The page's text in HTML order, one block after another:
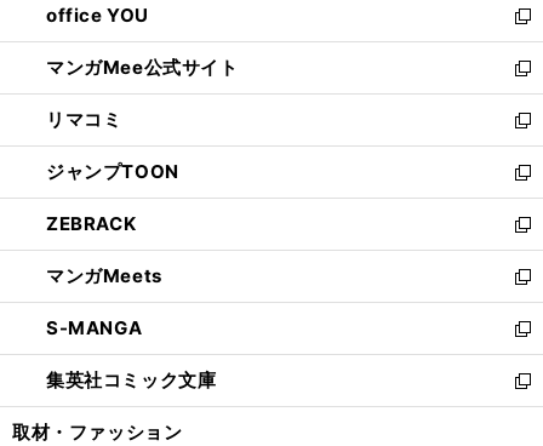
く
で
開
く
ィ
ン
ド
ウ
で
開
く
い
ウ
ィ
ン
ド
ウ
で
開
く
office YOU
新
し
い
ウ
ィ
ン
ド
ウ
で
開
く
マンガMee公式サイト
新
し
い
ウ
ィ
ン
ド
ウ
で
開
く
リマコミ
新
し
い
ウ
ィ
ン
ド
ウ
で
開
く
ジャンプTOON
新
し
い
ウ
ィ
ン
ド
ウ
で
開
ZEBRACK
新
し
い
ウ
ィ
ン
ド
ウ
マンガMeets
新
し
い
ウ
ィ
ン
S-MANGA
新
し
い
ウ
集英社コミック文庫
新
し
取材・ファッション